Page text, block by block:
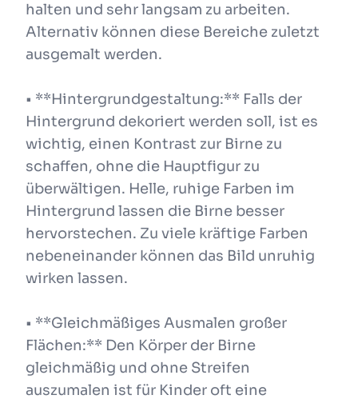
halten und sehr langsam zu arbeiten.
Alternativ können diese Bereiche zuletzt
ausgemalt werden.
• **Hintergrundgestaltung:** Falls der
Hintergrund dekoriert werden soll, ist es
wichtig, einen Kontrast zur Birne zu
schaffen, ohne die Hauptfigur zu
überwältigen. Helle, ruhige Farben im
Hintergrund lassen die Birne besser
hervorstechen. Zu viele kräftige Farben
nebeneinander können das Bild unruhig
wirken lassen.
• **Gleichmäßiges Ausmalen großer
Flächen:** Den Körper der Birne
gleichmäßig und ohne Streifen
auszumalen ist für Kinder oft eine